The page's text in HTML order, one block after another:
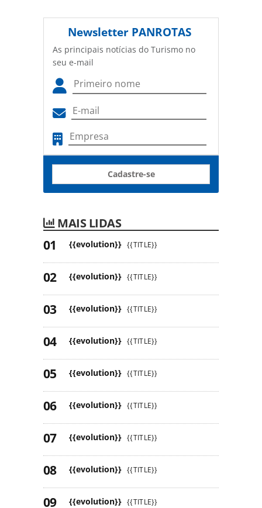
Newsletter PANROTAS
As principais notícias do Turismo no
seu e-mail
Cadastre-se
MAIS LIDAS
{{evolution}} {{TITLE}}
{{evolution}} {{TITLE}}
{{evolution}} {{TITLE}}
{{evolution}} {{TITLE}}
{{evolution}} {{TITLE}}
{{evolution}} {{TITLE}}
{{evolution}} {{TITLE}}
{{evolution}} {{TITLE}}
{{evolution}} {{TITLE}}